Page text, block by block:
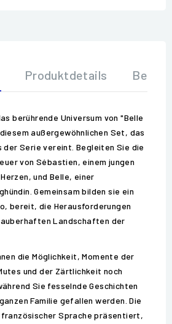
Produktdetails
berührende Universum von "Belle
außergewöhnlichen Set, das
der Serie vereint. Begleiten Sie die
von Sébastien, einem jungen
und Belle, einer
Gemeinsam bilden sie ein
bereit, die Herausforderungen
Landschaften der
die Möglichkeit, Momente der
und der Zärtlichkeit noch
Sie fesselnde Geschichten
Familie gefallen werden. Die
französischer Sprache präsentiert,